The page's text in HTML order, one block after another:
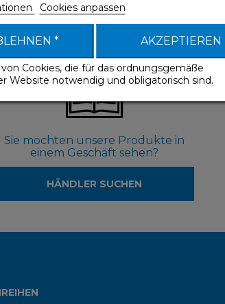
Sie möchten unsere Produkte in
einem Geschäft sehen?
HÄNDLER SUCHEN
Cookies anpassen
* AKZEPTIEREN
Cookies, die für das ordnungsgemäße
Website notwendig und obligatorisch sind.